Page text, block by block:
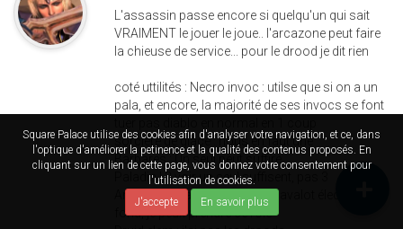
Square Palace utilise des cookies afin d'analyser votre navigation, et ce, dans
l'optique d'améliorer la petinence et la qualité des contenus proposés. En
cliquant sur un lien de cette page, vous donnez votre consentement pour
l'utilisation de cookies.
J'accepte
En savoir plus
L'assassin passe encore si quelqu'un qui sait
VRAIMENT le jouer le joue.. l'arcazone peut faire
la chieuse de service... pour le drood je dit rien
coté uttilités : Necro invoc : utilse que si on a un
pala, et encore, la majorité de ses invocs se font
sorcière de glace : nous en faut une
Barbares : Un seul peut suffire
Paladin ! 2 voir un seul suffisent, pas 3
Amazone : Faut la spé laces/javalot électrique à
fond, je peux prendre ce role